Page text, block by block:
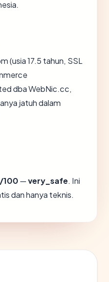
(usia 17.5 tahun, SSL
dba WebNic.cc,
jatuh dalam
100 —very_safe. Ini
dan hanya teknis.